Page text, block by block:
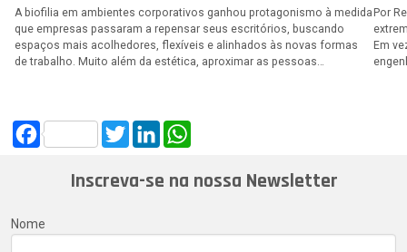
A biofilia em ambientes corporativos ganhou protagonismo à medida
que empresas passaram a repensar seus escritórios, buscando
espaços mais acolhedores, flexíveis e alinhados às novas formas
de trabalho. Muito além da estética, aproximar as pessoas…
Por
Em
Facebook TwitterLinkedIn
Inscreva-se na nossa Newsletter
Nome